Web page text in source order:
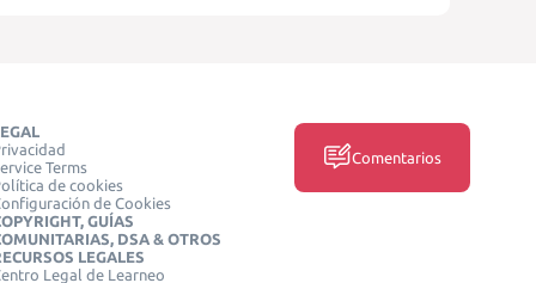
Terms
de cookies
de Cookies
GUÍAS
DSA & OTROS
LEGALES
Legal de Learneo
Comentarios